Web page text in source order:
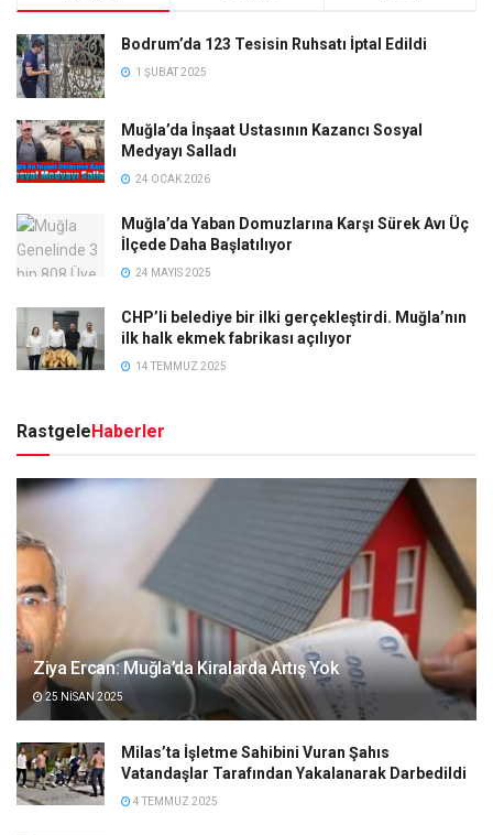
Bodrum’da 123 Tesisin Ruhsatı İptal Edildi
1 ŞUBAT 2025
Muğla’da İnşaat Ustasının Kazancı Sosyal
Medyayı Salladı
24 OCAK 2026
Muğla’da Yaban Domuzlarına Karşı Sürek Avı Üç
İlçede Daha Başlatılıyor
24 MAYIS 2025
CHP’li belediye bir ilki gerçekleştirdi. Muğla’nın
ilk halk ekmek fabrikası açılıyor
14 TEMMUZ 2025
RastgeleHaberler
Ziya Ercan: Muğla’da Kiralarda Artış Yok
25 NISAN 2025
Milas’ta İşletme Sahibini Vuran Şahıs
Vatandaşlar Tarafından Yakalanarak Darbedildi
4 TEMMUZ 2025